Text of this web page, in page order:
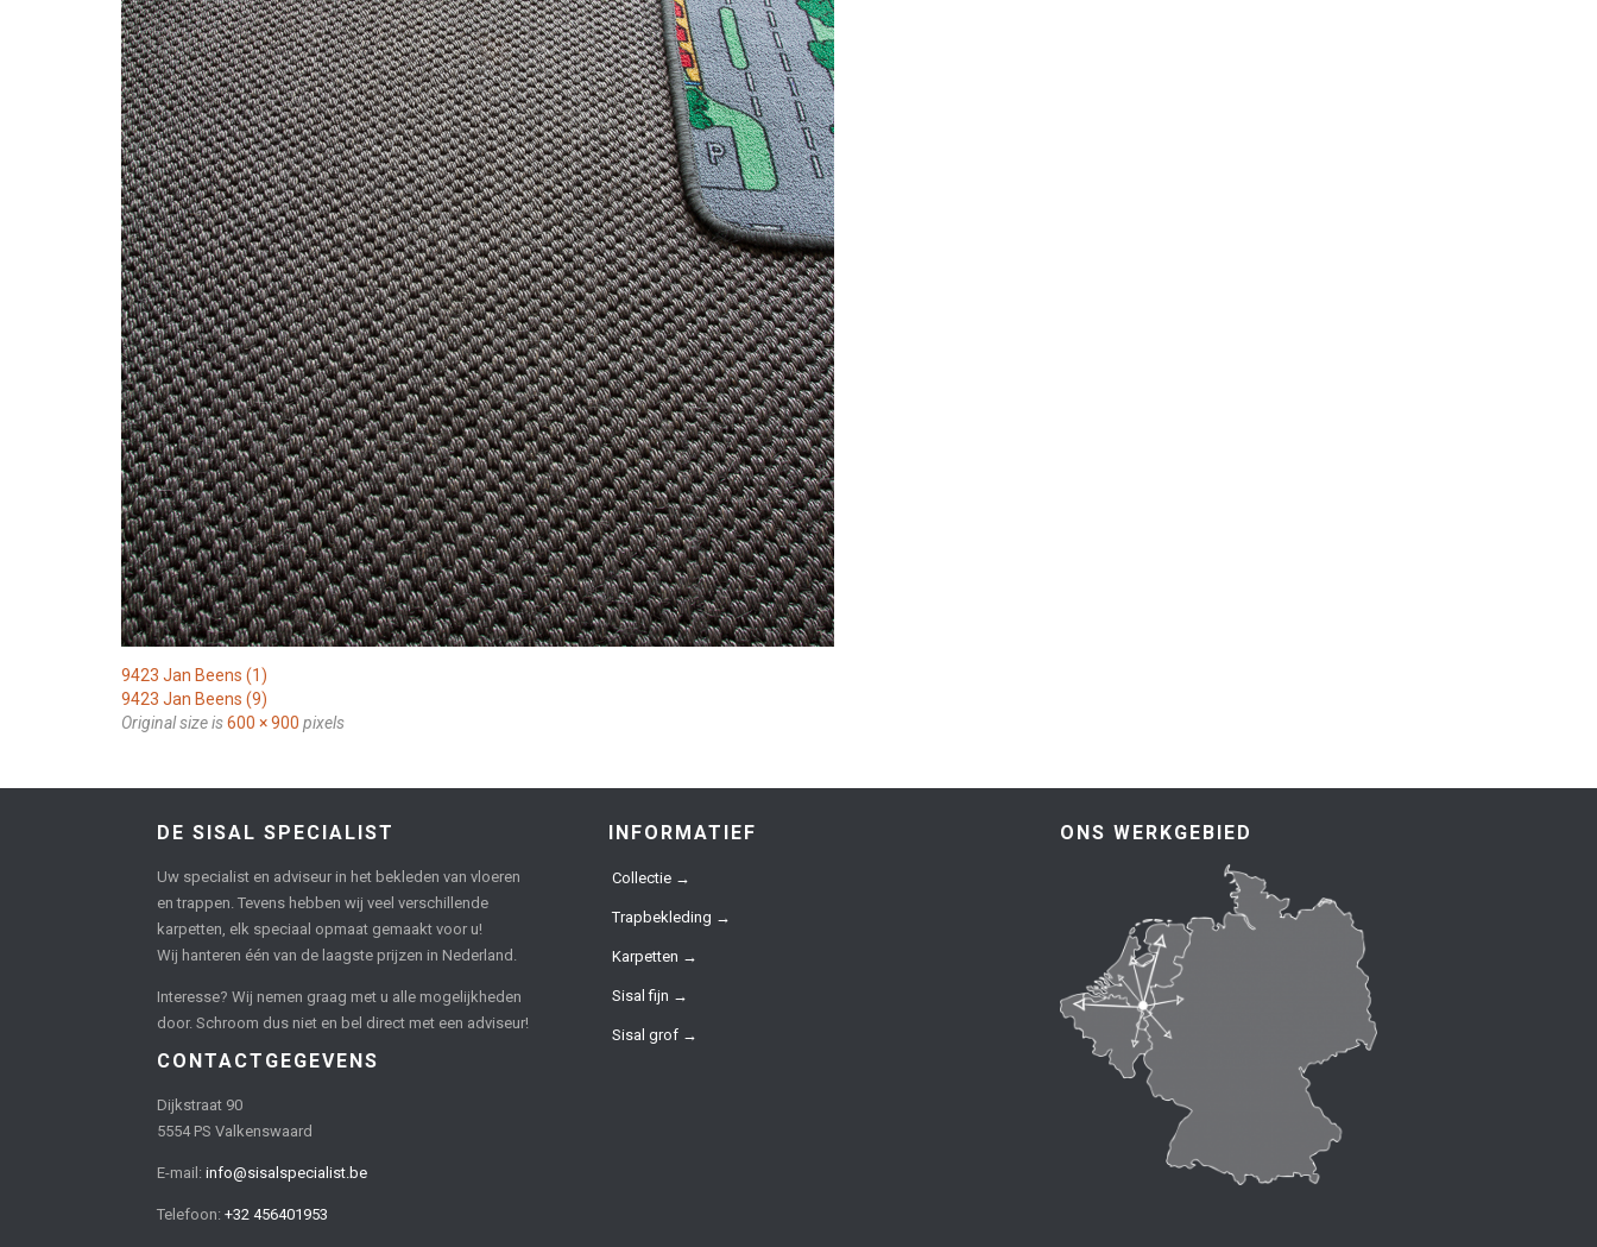
9423 Jan Beens (1)
9423 Jan Beens (9)
Original size is600 × 900 pixels
DE SISAL SPECIALIST
Uw specialist en adviseur in het bekleden van vloeren
en trappen. Tevens hebben wij veel verschillende
karpetten, elk speciaal opmaat gemaakt voor u!
Wij hanteren één van de laagste prijzen in Nederland.
Interesse? Wij nemen graag met u alle mogelijkheden
door. Schroom dus niet en bel direct met een adviseur!
CONTACTGEGEVENS
Dijkstraat 90
5554 PS Valkenswaard
E-mail: info@sisalspecialist.be
Telefoon: +32 456401953
INFORMATIEF
Collectie →
Trapbekleding →
Karpetten →
Sisal fijn →
Sisal grof →
ONS WERKGEBIED